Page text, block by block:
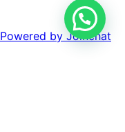
Powered by Joinchat